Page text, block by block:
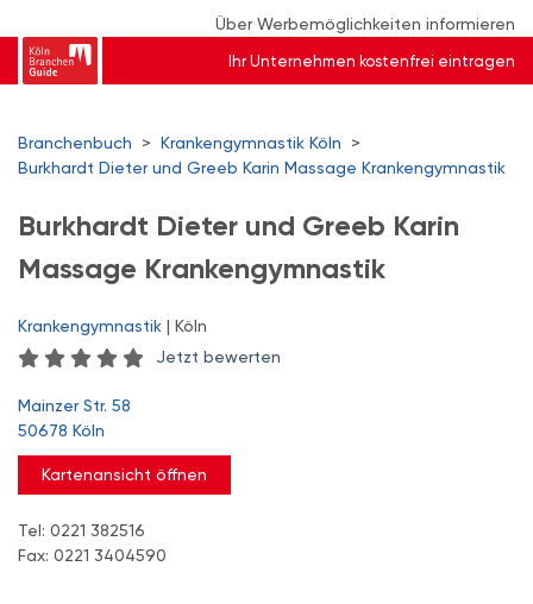
Über Werbemöglichkeiten informieren
Ihr Unternehmen kostenfrei eintragen
Branchenbuch > Krankengymnastik Köln
>
Burkhardt Dieter und Greeb Karin Massage Krankengymnastik
Burkhardt Dieter und Greeb Karin
Massage Krankengymnastik
Krankengymnastik | Köln
Jetzt bewerten
Mainzer Str. 58
50678 Köln
Kartenansicht öffnen
Tel: 0221 382516
Fax: 0221 3404590